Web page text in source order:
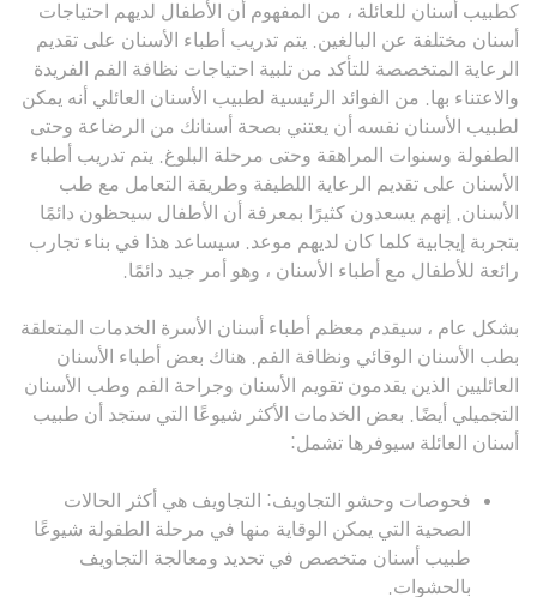
كطبيب أسنان للعائلة ، من المفهوم أن الأطفال لديهم احتياجات
أسنان مختلفة عن البالغين. يتم تدريب أطباء الأسنان على تقديم
الرعاية المتخصصة للتأكد من تلبية احتياجات نظافة الفم الفريدة
والاعتناء بها. من الفوائد الرئيسية لطبيب الأسنان العائلي أنه يمكن
لطبيب الأسنان نفسه أن يعتني بصحة أسنانك من الرضاعة وحتى
الطفولة وسنوات المراهقة وحتى مرحلة البلوغ. يتم تدريب أطباء
الأسنان على تقديم الرعاية اللطيفة وطريقة التعامل مع طب
الأسنان. إنهم يسعدون كثيرًا بمعرفة أن الأطفال سيحظون دائمًا
بتجربة إيجابية كلما كان لديهم موعد. سيساعد هذا في بناء تجارب
رائعة للأطفال مع أطباء الأسنان ، وهو أمر جيد دائمًا.
بشكل عام ، سيقدم معظم أطباء أسنان الأسرة الخدمات المتعلقة
بطب الأسنان الوقائي ونظافة الفم. هناك بعض أطباء الأسنان
العائليين الذين يقدمون تقويم الأسنان وجراحة الفم وطب الأسنان
التجميلي أيضًا. بعض الخدمات الأكثر شيوعًا التي ستجد أن طبيب
أسنان العائلة سيوفرها تشمل:
فحوصات وحشو التجاويف: التجاويف هي أكثر الحالات
الصحية التي يمكن الوقاية منها في مرحلة الطفولة شيوعًا
طبيب أسنان متخصص في تحديد ومعالجة التجاويف
بالحشوات.